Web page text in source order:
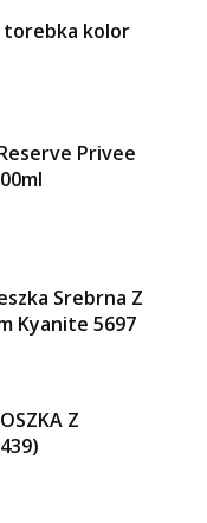
torebka kolor
Privee
Srebrna Z
Kyanite 5697
Z